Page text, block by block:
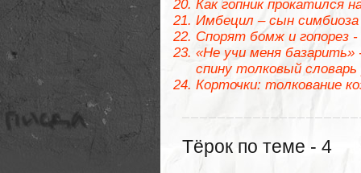
Как гопник прокатился
Имбецил – сын
Спорят бомж и гопорез
«Не учи меня базарить»
спину толковый словарь
Корточки: толкование
Тёрок по теме - 4